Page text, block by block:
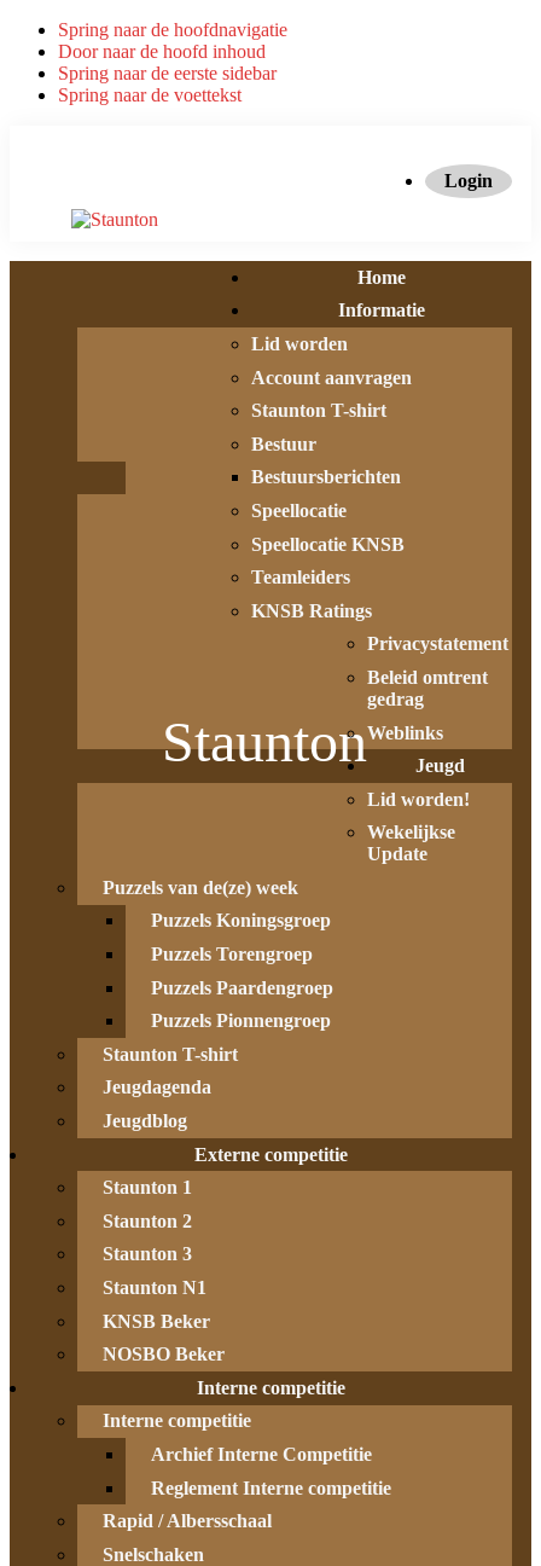
Spring naar de hoofdnavigatie
Door naar de hoofd inhoud
Spring naar de eerste sidebar
Spring naar de voettekst
Login
Staunton
Home
Informatie
Lid worden
Account aanvragen
Staunton T-shirt
Bestuur
Bestuursberichten
Speellocatie
Speellocatie KNSB
Teamleiders
KNSB Ratings
Privacystatement
Beleid omtrent
gedrag
Weblinks
Jeugd
Lid worden!
Wekelijkse
Update
Puzzels van de(ze) week
Puzzels Koningsgroep
Puzzels Torengroep
Puzzels Paardengroep
Puzzels Pionnengroep
Staunton T-shirt
Jeugdagenda
Jeugdblog
Externe competitie
Staunton 1
Staunton 2
Staunton 3
Staunton N1
KNSB Beker
NOSBO Beker
Interne competitie
Interne competitie
Archief Interne Competitie
Reglement Interne competitie
Rapid / Albersschaal
Snelschaken